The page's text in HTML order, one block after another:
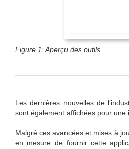
Figure 1: Aperçu des outils
Les dernières nouvelles de
sont également affichées pour une
Malgré ces avancées et mises à
en mesure de fournir cette